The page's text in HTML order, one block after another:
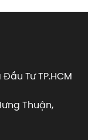
Tư TP.HCM
Thuận,